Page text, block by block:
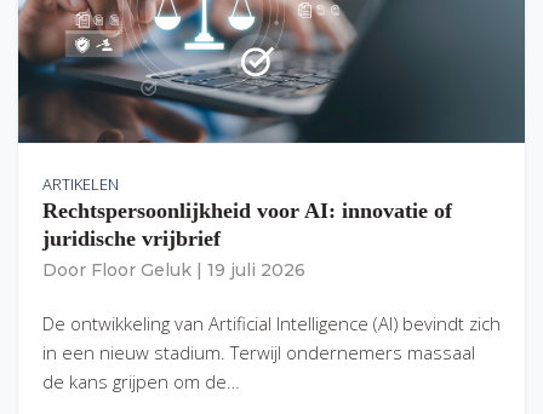
ARTIKELEN
Rechtspersoonlijkheid voor AI: innovatie of
juridische vrijbrief
Door Floor Geluk 19 juli 2026
De ontwikkeling van Artificial Intelligence (AI) bevindt zich
in een nieuw stadium. Terwijl ondernemers massaal
de kans grijpen om de…